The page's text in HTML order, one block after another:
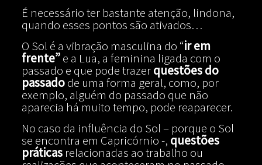
É necessário ter bastante atenção, lindona,
quando esses pontos são ativados…
O Sol é a vibração masculina do “ir em
frente”e a Lua, a feminina ligada com o
passado e que pode trazerquestões do
passadode uma forma geral, como, por
exemplo, alguém do passado que não
aparecia há muito tempo, pode reaparecer.
No caso da influência do Sol – porque o Sol
se encontra em Capricórnio -, questões
práticasrelacionadas ao trabalho ou